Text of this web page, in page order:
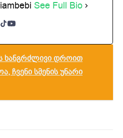
See Full Bio
ხანგრძლივი დროით
ჩვენი სმენის უნარი